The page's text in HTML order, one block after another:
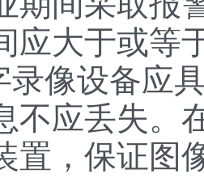
应大于或等
录像设备应
不应丢失。
置，保证图